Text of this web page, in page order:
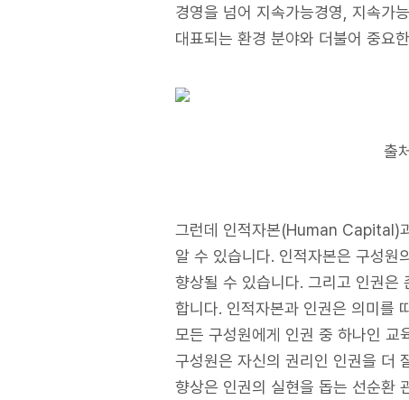
경영을 넘어 지속가능경영, 지속
대표되는 환경 분야와 더불어 중요
출
그런데 인적자본(Human Capital)
알 수 있습니다. 인적자본은 구성원
향상될 수 있습니다. 그리고 인권은
합니다. 인적자본과 인권은 의미를
모든 구성원에게 인권 중 하나인 교
구성원은 자신의 권리인 인권을 더
향상은 인권의 실현을 돕는 선순환